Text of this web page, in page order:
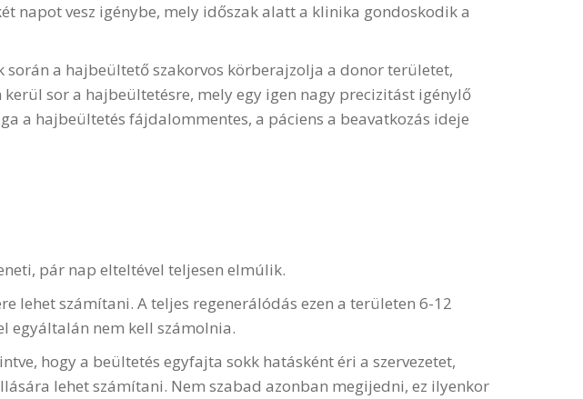
napot vesz igénybe, mely időszak alatt a klinika gondoskodik a
a hajbeültető szakorvos körberajzolja a donor területet,
sor a hajbeültetésre, mely egy igen nagy precizitást igénylő
a hajbeültetés fájdalommentes, a páciens a beavatkozás ideje
pár nap elteltével teljesen elmúlik.
számítani. A teljes regenerálódás ezen a területen 6-12
egyáltalán nem kell számolnia.
hogy a beültetés egyfajta sokk hatásként éri a szervezetet,
lehet számítani. Nem szabad azonban megijedni, ez ilyenkor